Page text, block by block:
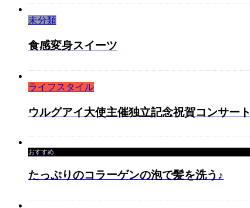
未分類
食感変身スイーツ
ライフスタイル
ウルグアイ大使主催独立記念祝賀コンサート
おすすめ
たっぷりのコラーゲンの泡で髪を洗う♪